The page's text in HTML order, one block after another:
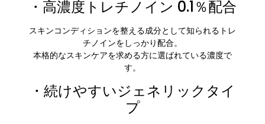
・高濃度トレチノイン 0.1％配合
スキンコンディションを整える成分として知られるトレ
チノインをしっかり配合。
本格的なスキンケアを求める方に選ばれている濃度で
す。
・続けやすいジェネリックタイ
プ